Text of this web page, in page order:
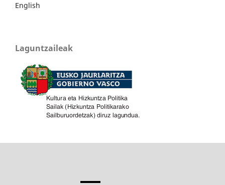
English
Laguntzaileak